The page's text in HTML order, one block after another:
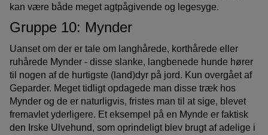
kan være både meget agtpågivende og legesyge.
Gruppe 10: Mynder
Uanset om der er tale om langhårede, korthårede eller
ruhårede Mynder - disse slanke, langbenede hunde hører
til nogen af de hurtigste (land)dyr på jord. Kun overgået af
Geparder. Meget tidligt opdagede man disse træk hos
Mynder og de er naturligvis, fristes man til at sige, blevet
fremavlet yderligere. Et eksempel på en Mynde er faktisk
den Irske Ulvehund, som oprindeligt blev brugt af adelige i